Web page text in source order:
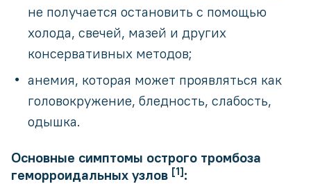
не получается остановить с помощью
холода, свечей, мазей и других
консервативных методов;
анемия, которая может проявляться как
головокружение, бледность, слабость,
одышка.
Основные симптомы острого тромбоза
геморроидальных узлов [1]: